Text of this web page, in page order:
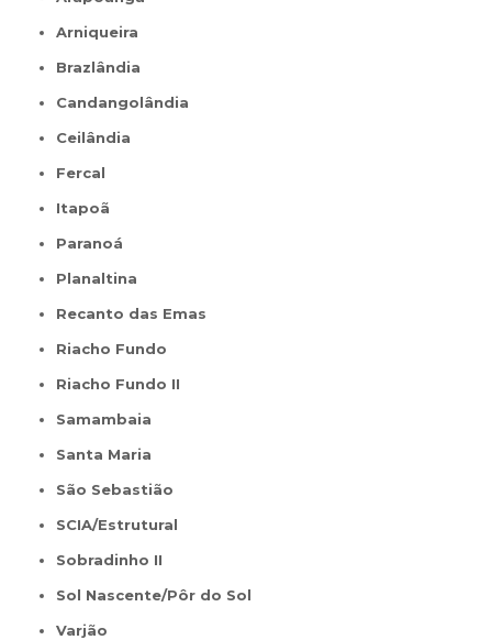
Arniqueira
Brazlândia
Candangolândia
Ceilândia
Fercal
Itapoã
Paranoá
Planaltina
Recanto das Emas
Riacho Fundo
Riacho Fundo II
Samambaia
Santa Maria
São Sebastião
SCIA/Estrutural
Sobradinho II
Sol Nascente/Pôr do Sol
Varjão